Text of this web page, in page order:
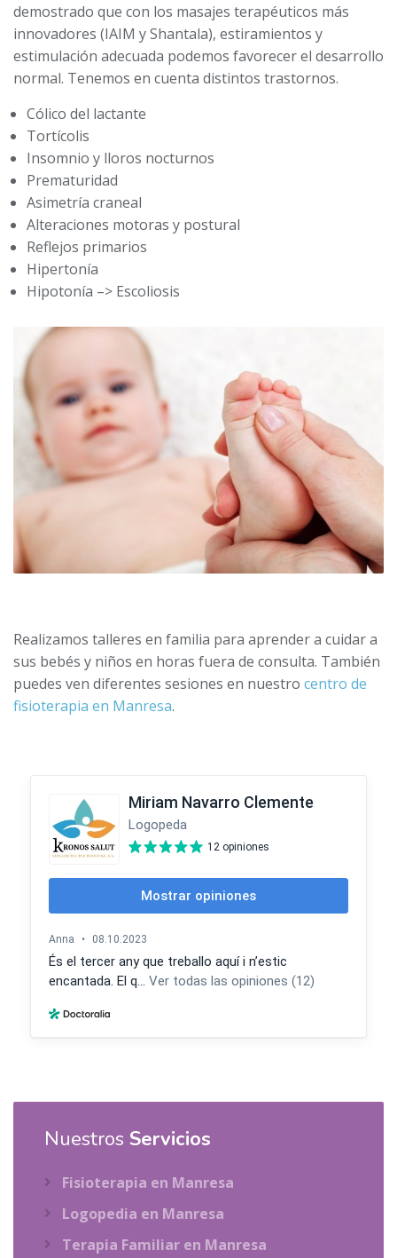
demostrado que con los masajes terapéuticos más
innovadores (IAIM y Shantala), estiramientos y
estimulación adecuada podemos favorecer el desarrollo
normal. Tenemos en cuenta distintos trastornos.
Cólico del lactante
Tortícolis
Insomnio y lloros nocturnos
Prematuridad
Asimetría craneal
Alteraciones motoras y postural
Reflejos primarios
Hipertonía
Hipotonía –> Escoliosis
Realizamos talleres en familia para aprender a cuidar a
sus bebés y niños en horas fuera de consulta. También
puedes ven diferentes sesiones en nuestro centro de
fisioterapia en Manresa.
Nuestros Servicios
Fisioterapia en Manresa
Logopedia en Manresa
Terapia Familiar en Manresa